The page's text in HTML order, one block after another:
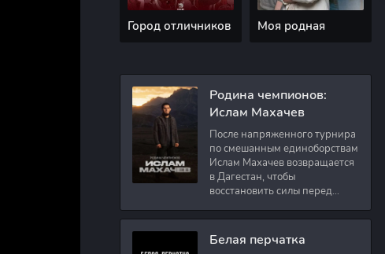
Город отличников Моя родная
Родина чемпионов:
Ислам Махачев
После напряженного турнира
по смешанным единоборствам
Ислам Махачев возвращается
в Дагестан, чтобы
восстановить силы перед
Вместе с ним приезжают
оператор и интервьюер,
Белая перчатка